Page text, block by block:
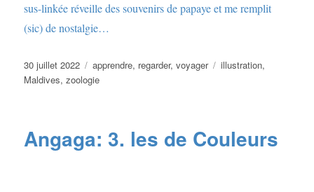
sus-linkée réveille des souvenirs de papaye et me remplit
(sic) de nostalgie…
Publié
le
30 juillet 2022 Catégories
apprendre, regarder,voyager Étiquettes
illustration,
Maldives,zoologie
Angaga: 3. les de Couleurs